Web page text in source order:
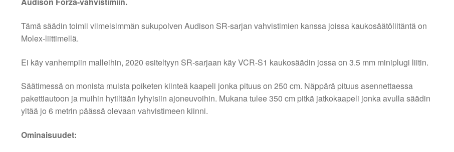
Tämä säädin toimii viimeisimmän sukupolven Audison SR-sarjan vahvistimien kanssa joissa kaukosäätöliitäntä on
Molex-liittimellä.
Ei käy vanhempiin malleihin, 2020 esiteltyyn SR-sarjaan käy VCR-S1 kaukosäädin jossa on 3.5 mm miniplugi liitin.
Säätimessä on monista muista poiketen kiinteä kaapeli jonka pituus on 250 cm. Näppärä pituus asennettaessa
pakettiautoon ja muihin hytiltään lyhyisiin ajoneuvoihin. Mukana tulee 350 cm pitkä jatkokaapeli jonka avulla säädin
yltää jo 6 metrin päässä olevaan vahvistimeen kiinni.
Ominaisuudet: